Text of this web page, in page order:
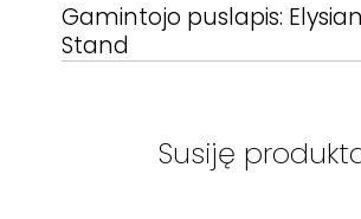
Gamintojo puslapis:
Stand
Susiję